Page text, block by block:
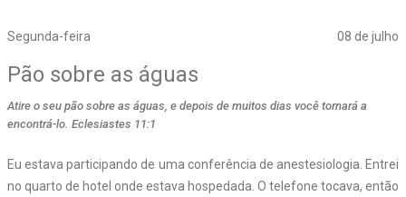
Segunda-feira 08 de julho
Pão sobre as águas
Atire o seu pão sobre as águas, e depois de muitos dias você tornará a
encontrá-lo. Eclesiastes 11:1
Eu estava participando de uma conferência de anestesiologia. Entrei
no quarto de hotel onde estava hospedada. O telefone tocava, então